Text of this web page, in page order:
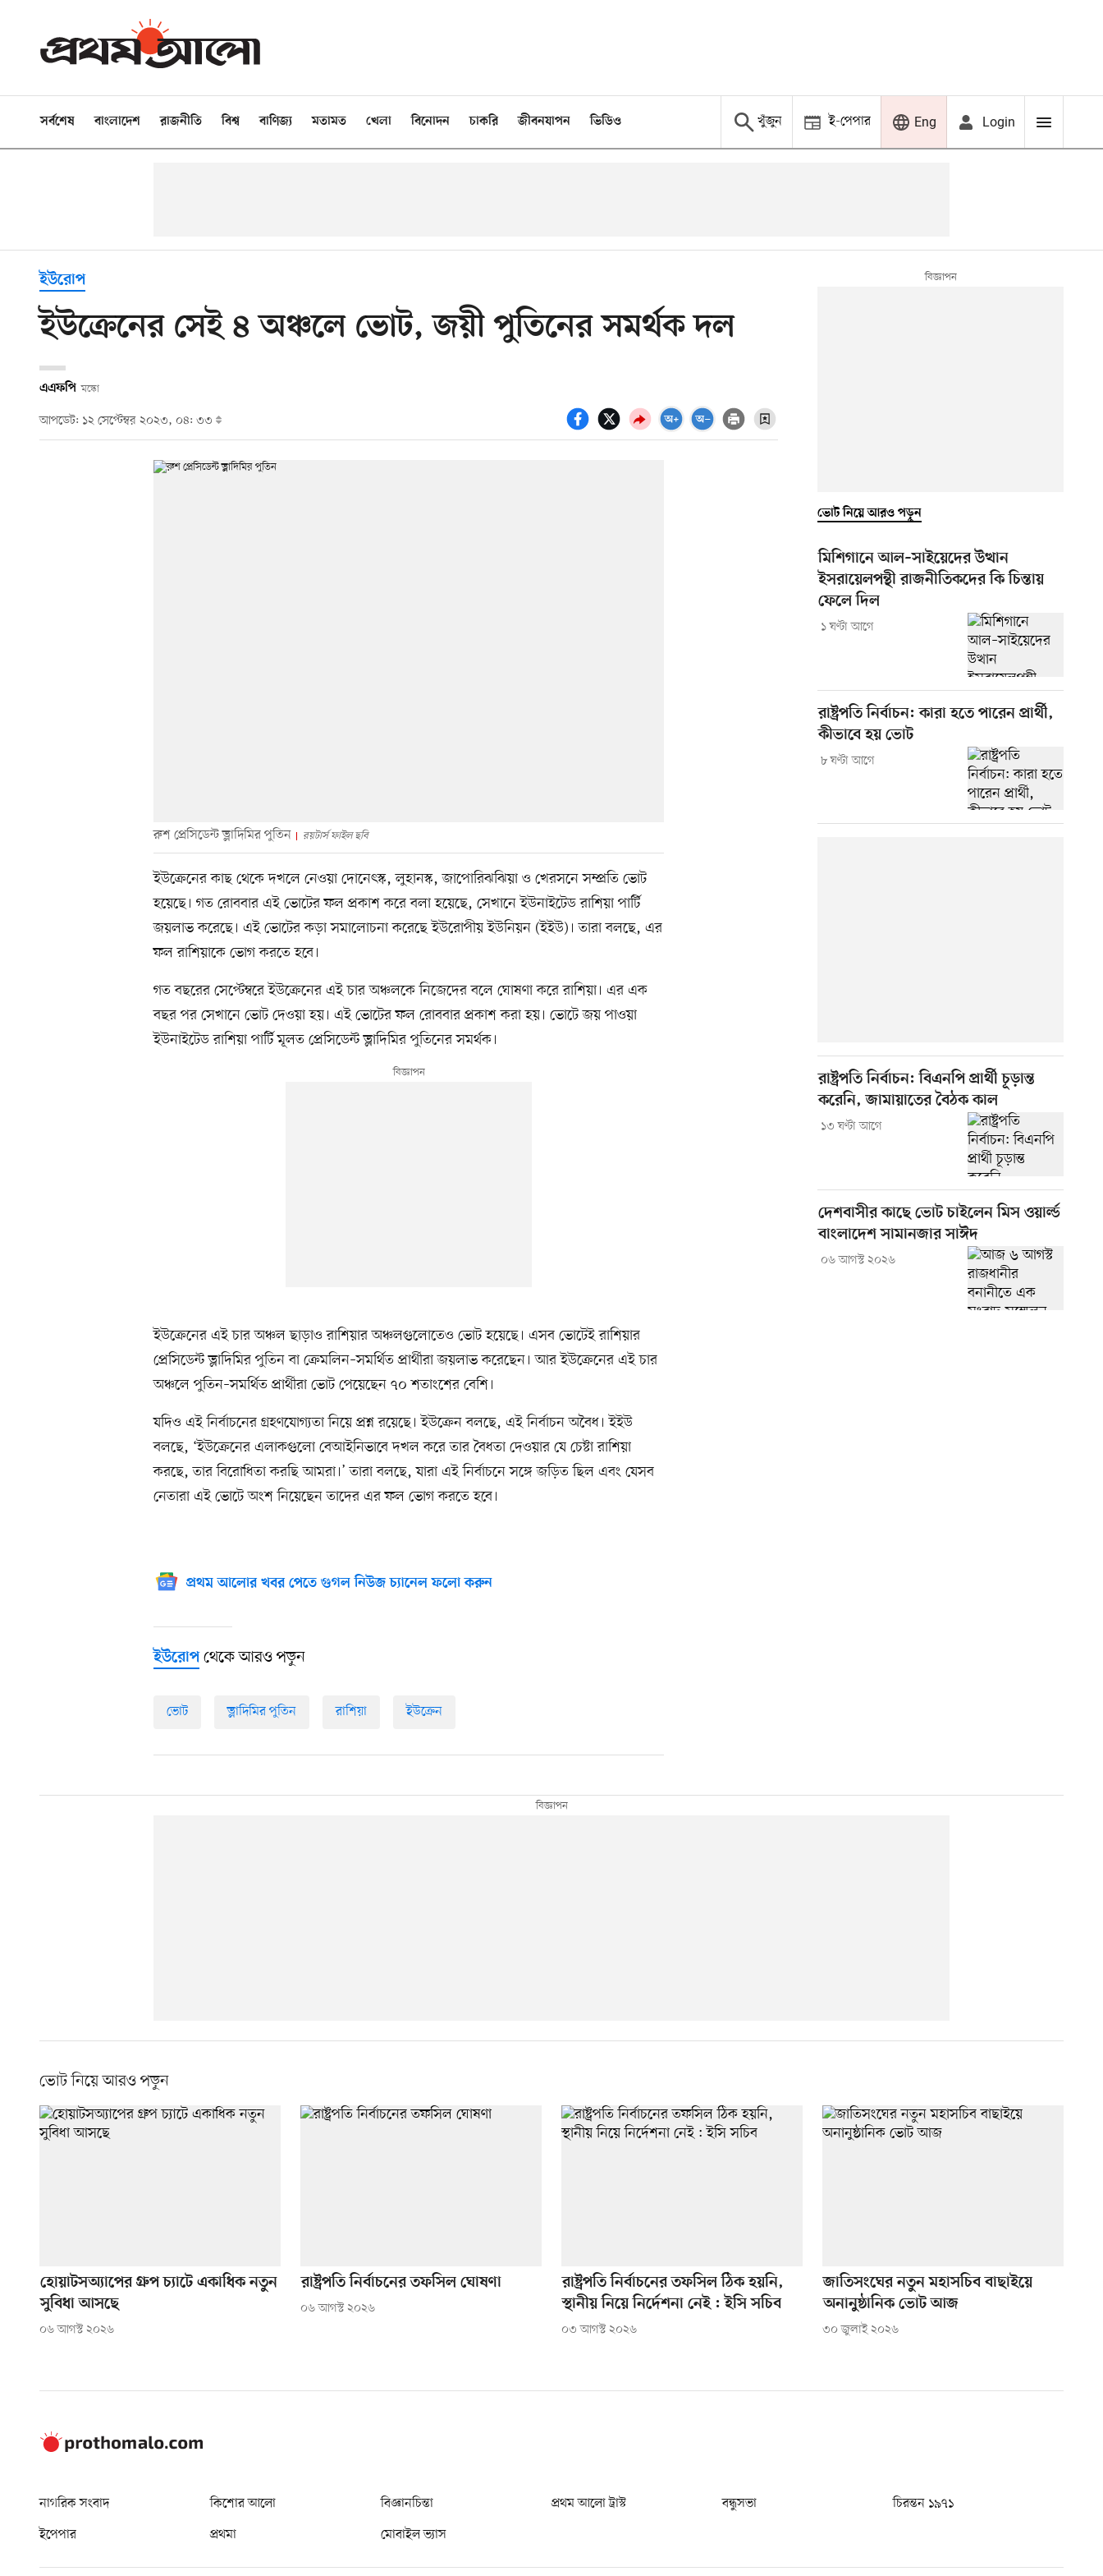
সর্বশেষ বাংলাদেশ রাজনীতি বিশ্ব বাণিজ্য মতামত খেলা বিনোদন চাকরি জীবনযাপন ভিডিও খুঁজুন ই-পেপার Eng Login
ইউরোপ
ইউক্রেনের সেই ৪ অঞ্চলে ভোট, জয়ী পুতিনের সমর্থক দল
এএফপি মস্কো
আপডেট: ১২ সেপ্টেম্বর ২০২৩, ০৪: ৩৩
রুশ প্রেসিডেন্ট ভ্লাদিমির পুতিন রয়টার্স ফাইল ছবি
ইউক্রেনের কাছ থেকে দখলে নেওয়া দোনেৎস্ক, লুহানস্ক, জাপোরিঝঝিয়া ও খেরসনে সম্প্রতি ভোট
হয়েছে। গত রোববার এই ভোটের ফল প্রকাশ করে বলা হয়েছে, সেখানে ইউনাইটেড রাশিয়া পার্টি
জয়লাভ করেছে। এই ভোটের কড়া সমালোচনা করেছে ইউরোপীয় ইউনিয়ন (ইইউ)। তারা বলছে, এর
ফল রাশিয়াকে ভোগ করতে হবে।
গত বছরের সেপ্টেম্বরে ইউক্রেনের এই চার অঞ্চলকে নিজেদের বলে ঘোষণা করে রাশিয়া। এর এক
বছর পর সেখানে ভোট দেওয়া হয়। এই ভোটের ফল রোববার প্রকাশ করা হয়। ভোটে জয় পাওয়া
ইউনাইটেড রাশিয়া পার্টি মূলত প্রেসিডেন্ট ভ্লাদিমির পুতিনের সমর্থক।
ইউক্রেনের এই চার অঞ্চল ছাড়াও রাশিয়ার অঞ্চলগুলোতেও ভোট হয়েছে। এসব ভোটেই রাশিয়ার
প্রেসিডেন্ট ভ্লাদিমির পুতিন বা ক্রেমলিন–সমর্থিত প্রার্থীরা জয়লাভ করেছেন। আর ইউক্রেনের এই চার
অঞ্চলে পুতিন–সমর্থিত প্রার্থীরা ভোট পেয়েছেন ৭০ শতাংশের বেশি।
যদিও এই নির্বাচনের গ্রহণযোগ্যতা নিয়ে প্রশ্ন রয়েছে। ইউক্রেন বলছে, এই নির্বাচন অবৈধ। ইইউ
বলছে, ‘ইউক্রেনের এলাকগুলো বেআইনিভাবে দখল করে তার বৈধতা দেওয়ার যে চেষ্টা রাশিয়া
করছে, তার বিরোধিতা করছি আমরা।’ তারা বলছে, যারা এই নির্বাচনে সঙ্গে জড়িত ছিল এবং যেসব
নেতারা এই ভোটে অংশ নিয়েছেন তাদের এর ফল ভোগ করতে হবে।
প্রথম আলোর খবর পেতে গুগল নিউজ চ্যানেল ফলো করুন
ইউরোপথেকে আরও পড়ুন
ভোট ভ্লাদিমির পুতিন রাশিয়া ইউক্রেন
ভোট নিয়ে আরও পড়ুন
মিশিগানে আল–সাইয়েদের উত্থান
ইসরায়েলপন্থী রাজনীতিকদের কি চিন্তায়
ফেলে দিল
১ ঘণ্টা আগে
রাষ্ট্রপতি নির্বাচন: কারা হতে পারেন প্রার্থী,
কীভাবে হয় ভোট
৮ ঘণ্টা আগে
রাষ্ট্রপতি নির্বাচন: বিএনপি প্রার্থী চূড়ান্ত
করেনি, জামায়াতের বৈঠক কাল
১৩ ঘণ্টা আগে
দেশবাসীর কাছে ভোট চাইলেন মিস ওয়ার্ল্ড
বাংলাদেশ সামানজার সাঈদ
০৬ আগস্ট ২০২৬
ভোট নিয়ে আরও পড়ুন
হোয়াটসঅ্যাপের গ্রুপ চ্যাটে একাধিক নতুন
সুবিধা আসছে
০৬ আগস্ট ২০২৬
রাষ্ট্রপতি নির্বাচনের তফসিল ঘোষণা
০৬ আগস্ট ২০২৬
রাষ্ট্রপতি নির্বাচনের তফসিল ঠিক হয়নি,
স্থানীয় নিয়ে নির্দেশনা নেই : ইসি সচিব
০৩ আগস্ট ২০২৬
জাতিসংঘের নতুন মহাসচিব বাছাইয়ে
অনানুষ্ঠানিক ভোট আজ
৩০ জুলাই ২০২৬
নাগরিক সংবাদ কিশোর আলো বিজ্ঞানচিন্তা প্রথম আলো ট্রাস্ট বন্ধুসভা
চিরন্তন ১৯৭১
ইপেপার
প্রথমা মোবাইল ভ্যাস